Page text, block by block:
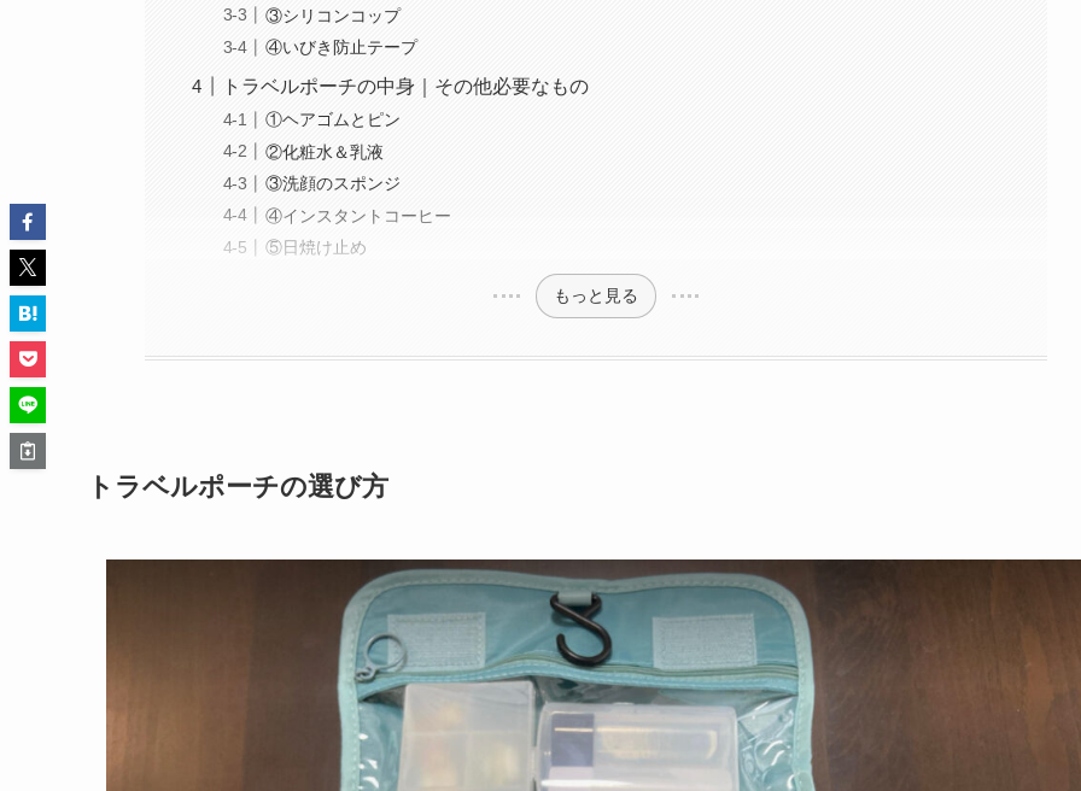
③シリコンコップ
④いびき防止テープ
トラベルポーチの中身｜その他必要なもの
①ヘアゴムとピン
②化粧水＆乳液
③洗顔のスポンジ
④インスタントコーヒー
⑤日焼け止め
もっと見る
トラベルポーチの選び方